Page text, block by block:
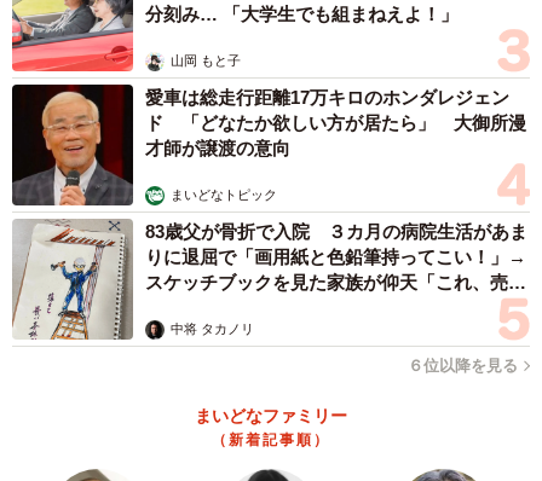
分刻み… 「大学生でも組まねえよ！」
山岡 もと子
愛車は総走行距離17万キロのホンダレジェン
ド 「どなたか欲しい方が居たら」 大御所漫
才師が譲渡の意向
まいどなトピック
83歳父が骨折で入院 ３カ月の病院生活があま
りに退屈で「画用紙と色鉛筆持ってこい！」→
スケッチブックを見た家族が仰天「これ、売れ
中将 タカノリ
６位以降を見る
まいどなファミリー
（新着記事順）